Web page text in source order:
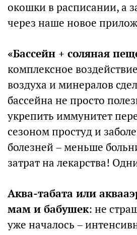
окошки в расписании, а
через наше новое
«Бассейн + соляная
комплексное
воздуха и минералов
бассейна не просто
укрепить иммунитет
сезоном простуд и
болезней – меньше
затрат на лекарства!
Аква-табата или
мам и бабушек: не
уже началось –